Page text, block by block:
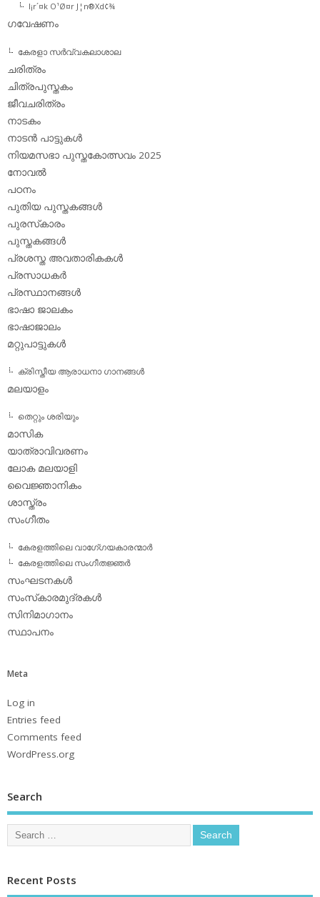
l¡r´¤k O¹Ø¤r J¦n®Xd¢¾
ഗവേഷണം
കേരളാ സര്‍വ്വകലാശാല
ചരിത്രം
ചിത്രപുസ്തകം
ജീവചരിത്രം
നാടകം
നാടന്‍ പാട്ടുകള്‍
നിയമസഭാ പുസ്തകോത്സവം 2025
നോവല്‍
പഠനം
പുതിയ പുസ്തകങ്ങള്‍
പുരസ്‌കാരം
പുസ്തകങ്ങള്‍
പ്രശസ്ത അവതാരികകള്‍
പ്രസാധകര്‍
പ്രസ്ഥാനങ്ങള്‍
ഭാഷാ ജാലകം
ഭാഷാജാലം
മറ്റുപാട്ടുകള്‍
ക്രിസ്തീയ ആരാധനാ ഗാനങ്ങള്‍
മലയാളം
തെറ്റും ശരിയും
മാസിക
യാത്രാവിവരണം
ലോക മലയാളി
വൈജ്ഞാനികം
ശാസ്ത്രം
സംഗീതം
കേരളത്തിലെ വാഗേ്ഗയകാരന്മാര്‍
കേരളത്തിലെ സംഗീതജ്ഞര്‍
സംഘടനകള്‍
സംസ്‌കാരമുദ്രകള്‍
സിനിമാഗാനം
സ്ഥാപനം
Meta
Log in
Entries feed
Comments feed
WordPress.org
Search
Recent Posts